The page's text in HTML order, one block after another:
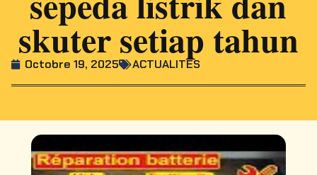
À PROPOS
skuter setiap tahun
Octobre 19, 2025 ACTUALITÉS